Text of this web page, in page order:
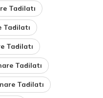
Tadilatı
Tadilatı
Tadilatı
Tadilatı
Tadilatı